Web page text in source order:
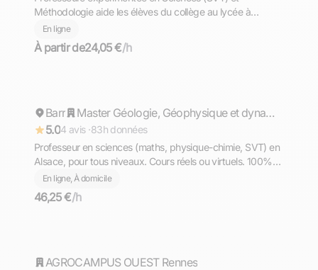
Méthodologie aide les élèves du collège au lycée à
progresser durablement, cours en visio
En ligne
À partir de24,05 €/h
Répond rapidement
Barr
Master Géologie, Géophysique et dynamique des systèmes terrestres
5.04 avis ·83h données
Professeur en sciences (maths, physique-chimie, SVT) en
Alsace, pour tous niveaux. Cours réels ou virtuels. 100%
de réussite au brevet et Bac. 13 ans d'expérience.
En ligne, À domicile
46,25 €/h
Répond rapidement
AGROCAMPUS OUEST Rennes